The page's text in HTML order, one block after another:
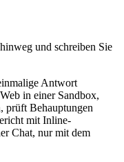
und schreiben Sie
Antwort
in einer Sandbox,
prüft Behauptungen
mit Inline-
Chat, nur mit dem